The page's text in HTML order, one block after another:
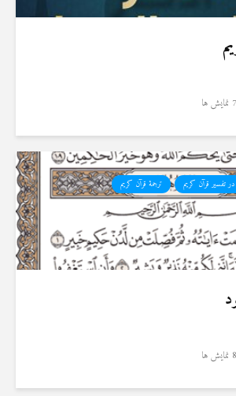
7 نمایش ها
تفسیر قرآن کریم
ترجمهٔ قرآن کریم
8 نمایش ها